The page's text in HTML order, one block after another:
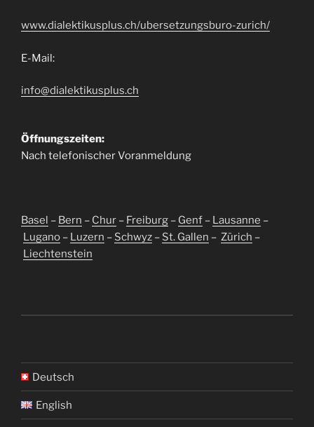
www.dialektikusplus.ch/ubersetzungsburo-zurich/
E-Mail:
info@dialektikusplus.ch
Öffnungszeiten:
Nach telefonischer Voranmeldung
Basel – Bern – Chur – Freiburg – Genf – Lausanne –
Lugano – Luzern – Schwyz – St. Gallen – Zürich –
Liechtenstein
Deutsch
English